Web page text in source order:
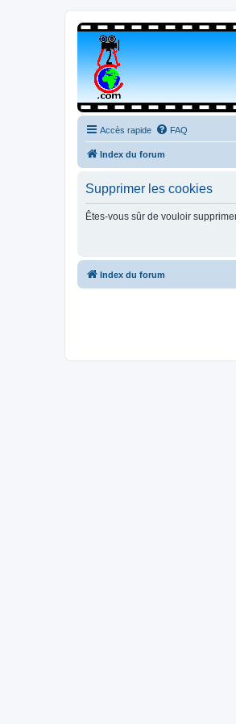
Accès rapide FAQ
Index du forum
Supprimer les cookies
Êtes-vous sûr de vouloir
Index du forum